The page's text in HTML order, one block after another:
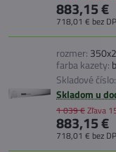
883,15 €
718,01 € bez
rozmer:
farba kazety:
Skladové číslo:
Skladom u
1 039 €Zľava
883,15 €
718,01 € bez